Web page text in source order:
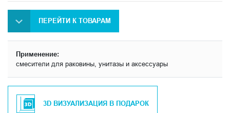
ПЕРЕЙТИ К ТОВАРАМ
Применение:
смесители для раковины, унитазы и аксессуары
3D ВИЗУАЛИЗАЦИЯ В ПОДАРОК